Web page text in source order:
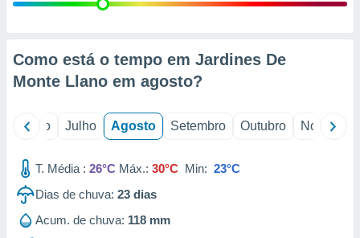
estudos
Como está o tempo em Jardines De
Monte Llano em agosto?
Junho Julho Agosto Setembro Outubro Novembro
T. Média : 26°C Máx.: 30°C Min: 23°C
Dias de chuva: 23 dias
Acum. de chuva: 118 mm